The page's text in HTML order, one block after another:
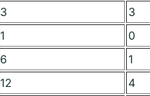
3
3
1
0
6
1
12
4